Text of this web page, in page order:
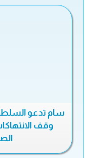
سام تدعو
وقف